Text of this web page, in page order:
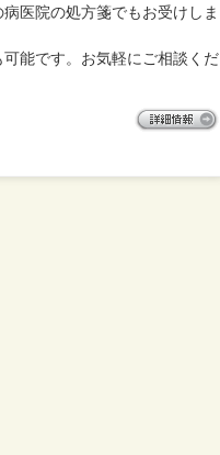
医院の処方箋でもお受けしま
能です。お気軽にご相談くだ